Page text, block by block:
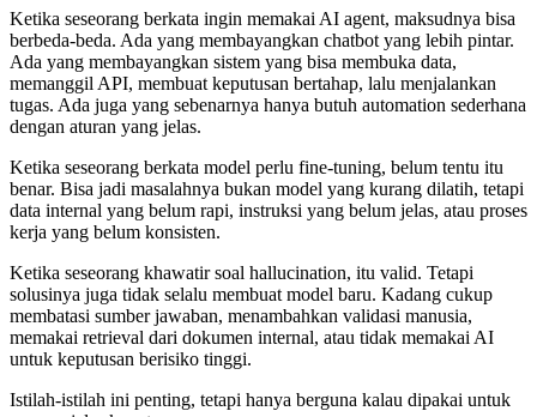
Ketika seseorang berkata ingin memakai AI agent, maksudnya bisa
berbeda-beda. Ada yang membayangkan chatbot yang lebih pintar.
Ada yang membayangkan sistem yang bisa membuka data,
memanggil API, membuat keputusan bertahap, lalu menjalankan
tugas. Ada juga yang sebenarnya hanya butuh automation sederhana
dengan aturan yang jelas.
Ketika seseorang berkata model perlu fine-tuning, belum tentu itu
benar. Bisa jadi masalahnya bukan model yang kurang dilatih, tetapi
data internal yang belum rapi, instruksi yang belum jelas, atau proses
kerja yang belum konsisten.
Ketika seseorang khawatir soal hallucination, itu valid. Tetapi
solusinya juga tidak selalu membuat model baru. Kadang cukup
membatasi sumber jawaban, menambahkan validasi manusia,
memakai retrieval dari dokumen internal, atau tidak memakai AI
untuk keputusan berisiko tinggi.
Istilah-istilah ini penting, tetapi hanya berguna kalau dipakai untuk